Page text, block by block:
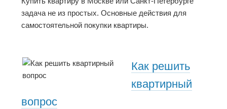
задача не из простых. Основные действия для
самостоятельной покупки квартиры.
Как решить
квартирный
вопрос